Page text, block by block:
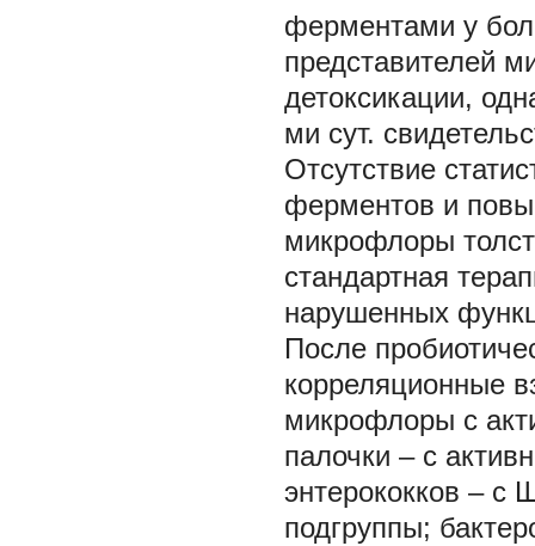
ферментами у
представителей
детоксикации,
ми сут.
Отсутствие
ферментов и
микрофлоры
стандартная
нарушенных
После
корреляционные
микрофлоры с
палочки – с
энтерококков –
подгруппы;